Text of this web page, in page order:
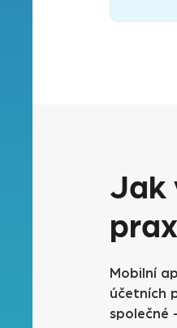
Jak
Mobilní
účetních
společné